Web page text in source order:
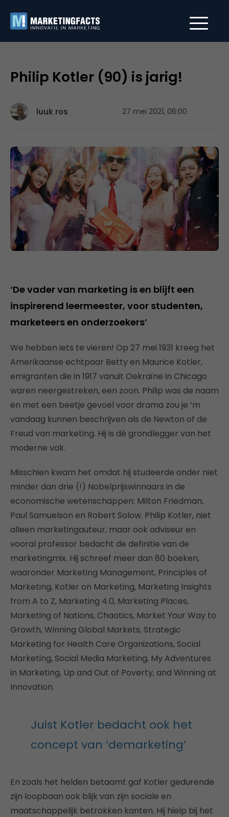
Philip Kotler (90) is jarig!
luuk ros 27 mei 2021, 06:00
‘De vader van marketing is en blijft een
inspirerend leermeester, voor studenten,
marketeers en onderzoekers’
We hebben iets te vieren! Op 27 mei 1931 kreeg het
Amerikaanse echtpaar Betty en Maurice Kotler,
emigranten die in 1917 vanuit Oekraïne in Chicago
waren neergestreken, een zoon. Philip was de naam
en met een beetje gevoel voor drama zou je ‘m
vandaag kunnen beschrijven als de Newton of de
Freud van marketing. Hij is dé grondlegger van het
moderne vak.
Misschien kwam het omdat hij studeerde onder niet
minder dan drie (!) Nobelprijswinnaars in de
economische wetenschappen: Milton Friedman,
Paul Samuelson en Robert Solow. Philip Kotler, niet
alleen marketingauteur, maar ook adviseur en
vooral professor bedacht de definitie van de
marketingmix. Hij schreef meer dan 80 boeken,
waaronder Marketing Management, Principles of
Marketing, Kotler on Marketing, Marketing Insights
from A to Z, Marketing 4.0, Marketing Places,
Marketing of Nations, Chaotics, Market Your Way to
Growth, Winning Global Markets, Strategic
Marketing for Health Care Organizations, Social
Marketing, Social Media Marketing, My Adventures
in Marketing, Up and Out of Poverty, and Winning at
Innovation.
Juist Kotler bedacht ook het
concept van ‘demarketing’
En zoals het helden betaamt gaf Kotler gedurende
zijn loopbaan ook blijk van zijn sociale en
maatschappelijk betrokken kanten. Hij hielp bij het